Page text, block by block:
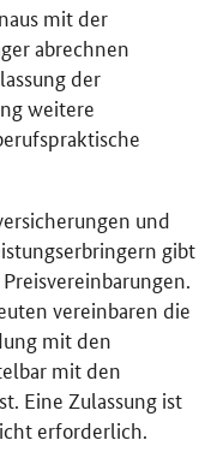
mit der
abrechnen
der
weitere
und
gibt
vereinbaren die
mit den
mit den
Eine Zulassung ist
erforderlich.